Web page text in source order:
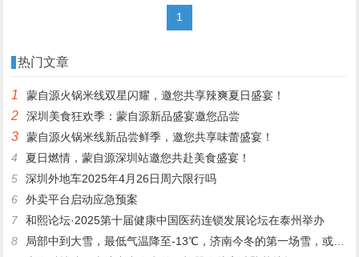
1
热门文章
1 蒙自源火锅米线双星闪耀，邀您共享辣爽夏日盛宴！
2 深圳美食狂欢季：蒙自源新品盛宴邀您品尝
3
蒙自源火锅米线新品尝鲜季，邀您共享味蕾盛宴！
4
夏日燃情，蒙自源深圳站邀您共赴美食盛宴！
5
深圳外地车2025年4月26日周六限行吗
6
外卖平台启动应急预案
7
和熙论坛·2025第十届健康中国医药连锁发展论坛在泰州举办
8
局部中到大雪，最低气温降至-13℃，济南今冬的第一场雪，或跟去年同一时间！